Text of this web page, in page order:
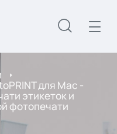
для Mac -
этикеток и
фотопечати